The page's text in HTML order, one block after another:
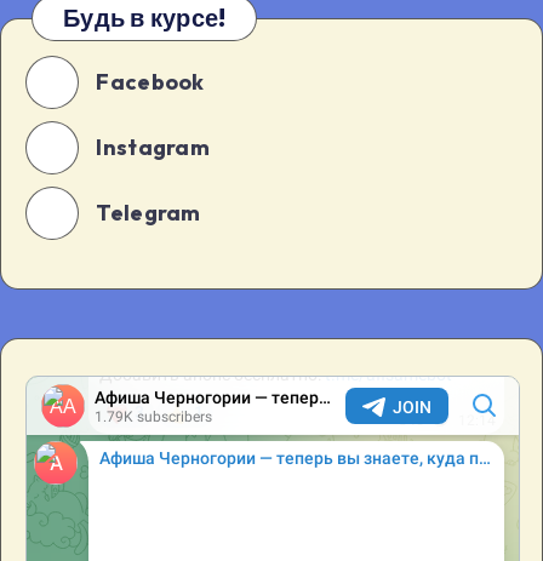
Будь в курсе!
Facebook
Instagram
Telegram